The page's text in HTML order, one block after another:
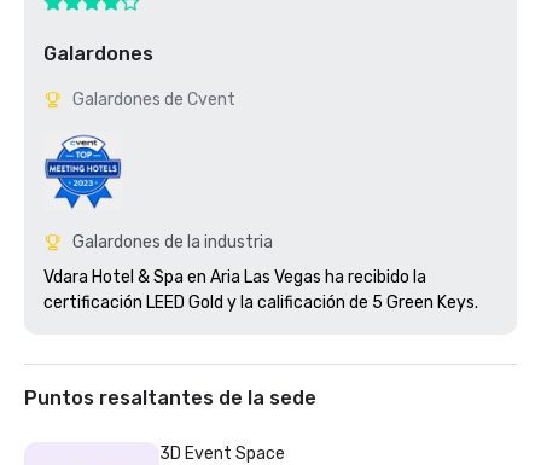
Galardones
Galardones de Cvent
Galardones de la industria
Vdara Hotel & Spa en Aria Las Vegas ha recibido la
certificación LEED Gold y la calificación de 5 Green Keys.
Puntos resaltantes de la sede
3D Event Space